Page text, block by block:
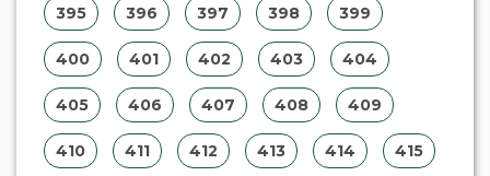
395 396 397 398 399
400 401 402 403 404
405 406 407 408 409
410 411 412 413 414 415